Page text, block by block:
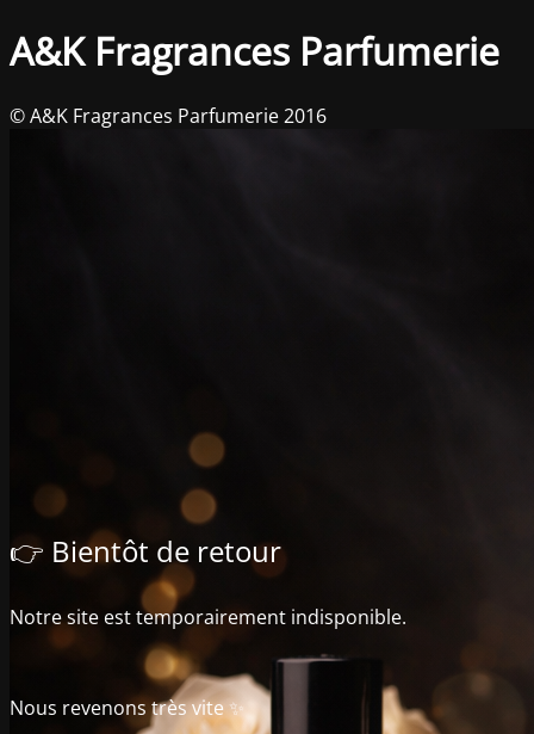
A&K Fragrances Parfumerie
👉 Bientôt de retour
Notre site est temporairement indisponible.
Nous revenons très vite ✨
© A&K Fragrances Parfumerie 2016